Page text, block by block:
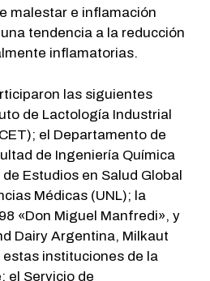
malestar e inflamación
tendencia a la reducción
inflamatorias.
las siguientes
de Lactología Industrial
el Departamento de
de Ingeniería Química
Estudios en Salud Global
Médicas (UNL); la
«Don Miguel Manfredi», y
Dairy Argentina, Milkaut
instituciones de la
el Servicio de